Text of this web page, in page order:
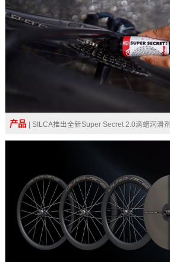
产品 | SILCA推出全新Super Secret 2.0滴蜡润滑剂